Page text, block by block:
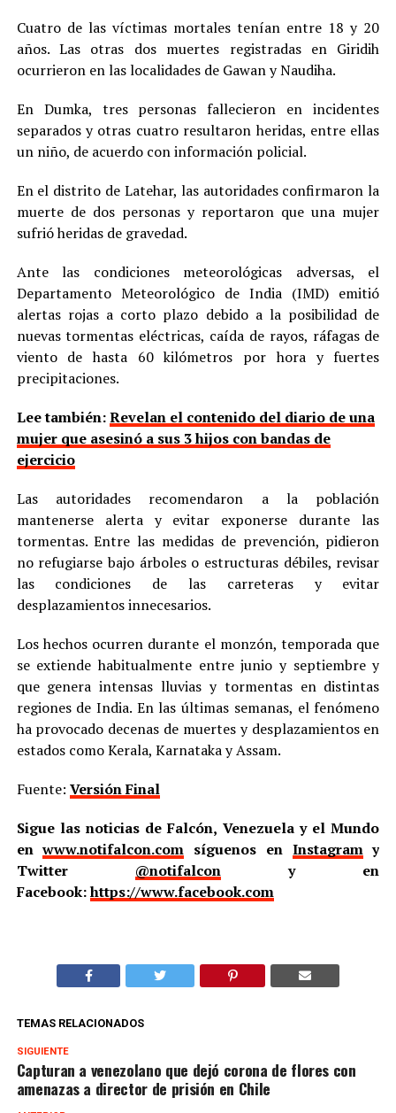
Cuatro de las víctimas mortales tenían entre 18 y 20
años. Las otras dos muertes registradas en Giridih
ocurrieron en las localidades de Gawan y Naudiha.
En Dumka, tres personas fallecieron en incidentes
separados y otras cuatro resultaron heridas, entre ellas
un niño, de acuerdo con información policial.
En el distrito de Latehar, las autoridades confirmaron la
muerte de dos personas y reportaron que una mujer
sufrió heridas de gravedad.
Ante las condiciones meteorológicas adversas, el
Departamento Meteorológico de India (IMD) emitió
alertas rojas a corto plazo debido a la posibilidad de
nuevas tormentas eléctricas, caída de rayos, ráfagas de
viento de hasta 60 kilómetros por hora y fuertes
precipitaciones.
Lee también:Revelan el contenido del diario de una
mujer que asesinó a sus 3 hijos con bandas de
ejercicio
Las autoridades recomendaron a la población
mantenerse alerta y evitar exponerse durante las
tormentas. Entre las medidas de prevención, pidieron
no refugiarse bajo árboles o estructuras débiles, revisar
las condiciones de las carreteras y evitar
desplazamientos innecesarios.
Los hechos ocurren durante el monzón, temporada que
se extiende habitualmente entre junio y septiembre y
que genera intensas lluvias y tormentas en distintas
regiones de India. En las últimas semanas, el fenómeno
ha provocado decenas de muertes y desplazamientos en
estados como Kerala, Karnataka y Assam.
Fuente: Versión Final
Sigue las noticias de Falcón, Venezuela y el Mundo
enwww.notifalcon.com síguenos en Instagramy
Twitter @notifalcony en
Facebook:https://www.facebook.com
TEMAS RELACIONADOS
SIGUIENTE
Capturan a venezolano que dejó corona de flores con
amenazas a director de prisión en Chile